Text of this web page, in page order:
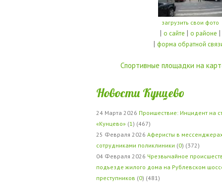
загрузить свои фото
| о сайте | о районе |
| форма обратной
Спортивные площадки на
Новости Кунцево
24 Марта 2026 Проишествие: Инцидент на
«Кунцево» (1 ) (467)
25 Февраля 2026 Аферисты в
сотрудниками поликлиники (0) (372)
04 Февраля 2026 Чрезвычайное
подъезде жилого дома на Рублевском
преступников (0) (481)